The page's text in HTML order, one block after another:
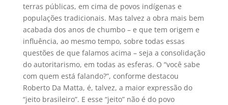
terras públicas, em cima de povos indígenas e
populações tradicionais. Mas talvez a obra mais bem
acabada dos anos de chumbo – e que tem origem e
influência, ao mesmo tempo, sobre todas essas
questões de que falamos acima – seja a consolidação
do autoritarismo, em todas as esferas. O “você sabe
com quem está falando?”, conforme destacou
Roberto Da Matta, é, talvez, a maior expressão do
“jeito brasileiro”. E esse “jeito” não é do povo